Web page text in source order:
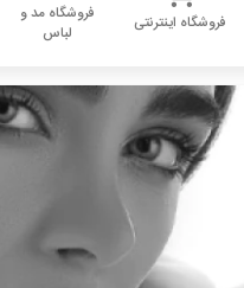
فروشگاه اینترنتی
فروشگاه مد و
لباس